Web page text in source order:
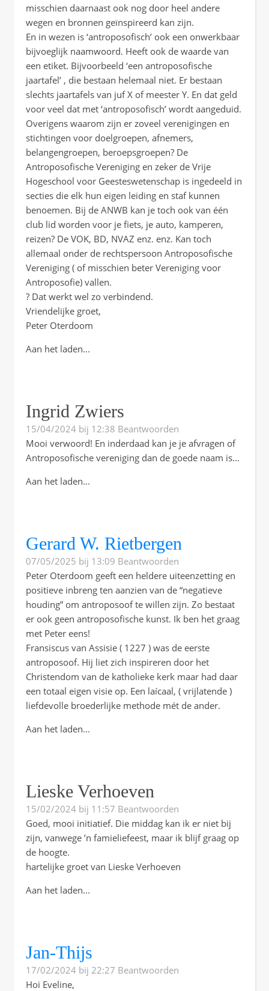
misschien daarnaast ook nog door heel andere
wegen en bronnen geïnspireerd kan zijn.
En in wezen is ‘antroposofisch’ ook een onwerkbaar
bijvoeglijk naamwoord. Heeft ook de waarde van
een etiket. Bijvoorbeeld ‘een antroposofische
jaartafel’ , die bestaan helemaal niet. Er bestaan
slechts jaartafels van juf X of meester Y. En dat geld
voor veel dat met ‘antroposofisch’ wordt aangeduid.
Overigens waarom zijn er zoveel verenigingen en
stichtingen voor doelgroepen, afnemers,
belangengroepen, beroepsgroepen? De
Antroposofische Vereniging en zeker de Vrije
Hogeschool voor Geesteswetenschap is ingedeeld in
secties die elk hun eigen leiding en staf kunnen
benoemen. Bij de ANWB kan je toch ook van één
club lid worden voor je fiets, je auto, kamperen,
reizen? De VOK, BD, NVAZ enz. enz. Kan toch
allemaal onder de rechtspersoon Antroposofische
Vereniging ( of misschien beter Vereniging voor
Antroposofie) vallen.
? Dat werkt wel zo verbindend.
Vriendelijke groet,
Peter Oterdoom
Aan het laden...
Ingrid Zwiers
15/04/2024 bij 12:38 Beantwoorden
Mooi verwoord! En inderdaad kan je je afvragen of
Antroposofische vereniging dan de goede naam is…
Aan het laden...
Gerard W. Rietbergen
07/05/2025 bij 13:09 Beantwoorden
Peter Oterdoom geeft een heldere uiteenzetting en
positieve inbreng ten aanzien van de “negatieve
houding” om antroposoof te willen zijn. Zo bestaat
er ook geen antroposofische kunst. Ik ben het graag
met Peter eens!
Fransiscus van Assisie ( 1227 ) was de eerste
antroposoof. Hij liet zich inspireren door het
Christendom van de katholieke kerk maar had daar
een totaal eigen visie op. Een laícaal, ( vrijlatende )
liefdevolle broederlijke methode mét de ander.
Aan het laden...
Lieske Verhoeven
15/02/2024 bij 11:57 Beantwoorden
Goed, mooi initiatief. Die middag kan ik er niet bij
zijn, vanwege ’n famieliefeest, maar ik blijf graag op
de hoogte.
hartelijke groet van Lieske Verhoeven
Aan het laden...
Jan-Thijs
17/02/2024 bij 22:27 Beantwoorden
Hoi Eveline,